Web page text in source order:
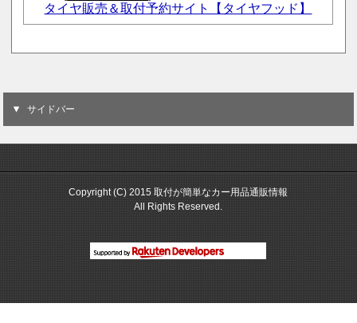
タイヤ販売＆取付予約サイト【タイヤフッド】
サイドバー
Copyright (C) 2015 取付が簡単なカー用品通販情報
All Rights Reserved.